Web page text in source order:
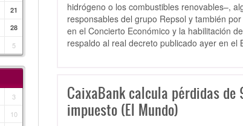
21
28
5
3
10
hidrógeno o los combustibles renovables–,
responsables del grupo Repsol y también
en el Concierto Económico y la habilitación
respaldo al real decreto publicado ayer en
CaixaBank calcula pérdidas
impuesto (El Mundo)